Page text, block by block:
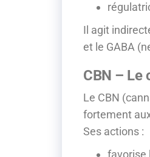
Il agit
et le GABA
CBN – Le
Le CBN
fortement
Ses actions :
favorise